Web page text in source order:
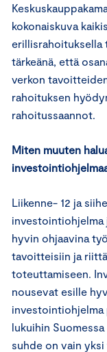
kokonaiskuva
erillisrahoituksella
tärkeänä, että
verkon
rahoituksen
rahoitussaannot.
Miten muuten
Liikenne- 12 ja
hyvin ohjaavina
tavoitteisiin ja
toteuttamiseen.
nousevat esille
investointiohjelma
lukuihin
suhde on vain